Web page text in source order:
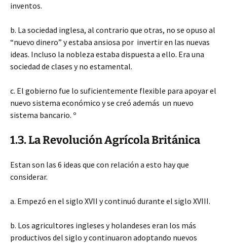
inventos.
b. La sociedad inglesa, al contrario que otras, no se opuso al
“nuevo dinero” y estaba ansiosa por invertir en las nuevas
ideas. Incluso la nobleza estaba dispuesta a ello. Era una
sociedad de clases y no estamental.
c. El gobierno fue lo suficientemente flexible para apoyar el
nuevo sistema económico y se creó además un nuevo
sistema bancario. º
1.3. La Revolución Agrícola Británica
Estan son las 6 ideas que con relación a esto hay que
considerar.
a. Empezó en el siglo XVII y continuó durante el siglo XVIII.
b. Los agricultores ingleses y holandeses eran los más
productivos del siglo y continuaron adoptando nuevos